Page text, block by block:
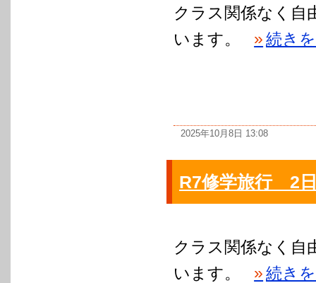
クラス関係なく自
います。
»続き
2025年10月8日 13:08
R7修学旅行 2
クラス関係なく自
います。
»続き